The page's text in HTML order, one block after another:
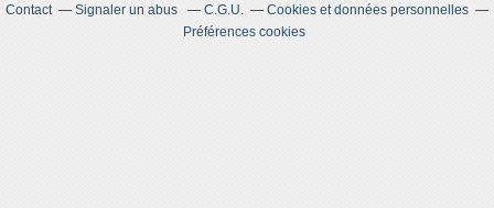
Contact
Signaler un abus C.G.U.
Cookies et données personnelles
Préférences cookies